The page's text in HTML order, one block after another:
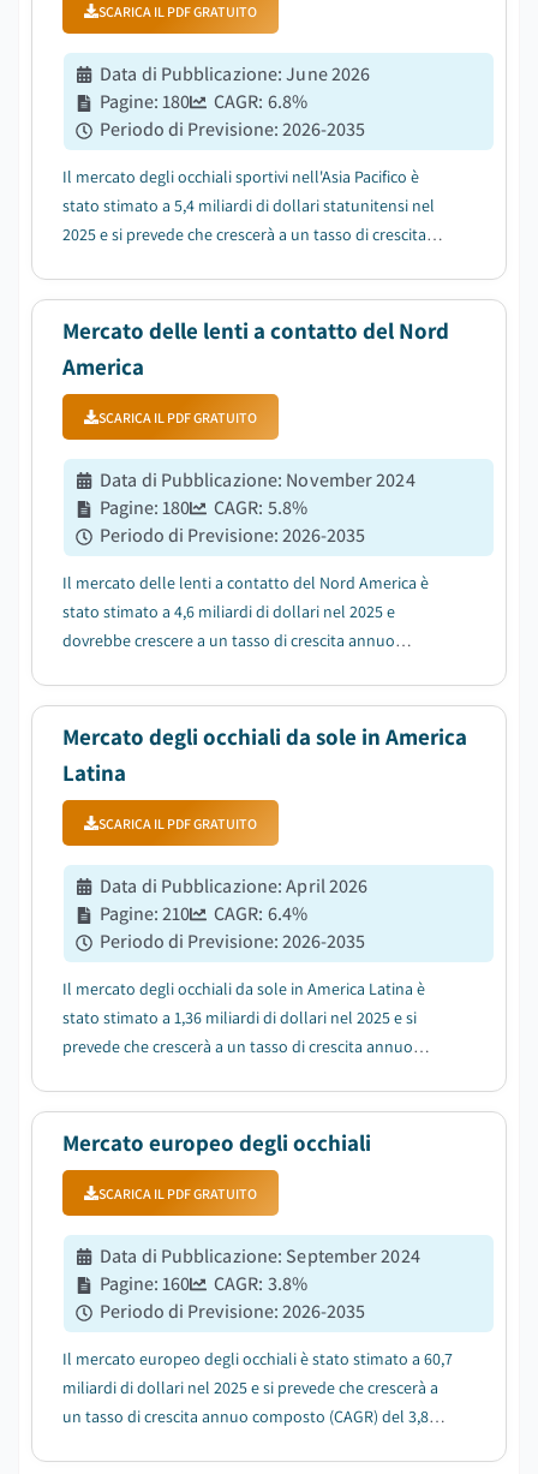
SCARICA IL PDF GRATUITO
Data di Pubblicazione:June 2026
Pagine:180 CAGR: 6.8%
Periodo di Previsione:2026-2035
Il mercato degli occhiali sportivi nell'Asia Pacifico è
stato stimato a 5,4 miliardi di dollari statunitensi nel
2025 e si prevede che crescerà a un tasso di crescita
Mercato delle lenti a contatto del Nord
America
SCARICA IL PDF GRATUITO
Data di Pubblicazione: November 2024
Pagine:180 CAGR: 5.8%
Periodo di Previsione:2026-2035
Il mercato delle lenti a contatto del Nord America è
stato stimato a 4,6 miliardi di dollari nel 2025 e
dovrebbe crescere a un tasso di crescita annuo
Mercato degli occhiali da sole in America
Latina
SCARICA IL PDF GRATUITO
Data di Pubblicazione:April 2026
Pagine:210 CAGR: 6.4%
Periodo di Previsione:2026-2035
Il mercato degli occhiali da sole in America Latina è
stato stimato a 1,36 miliardi di dollari nel 2025 e si
prevede che crescerà a un tasso di crescita annuo
salute degli occhi e la protezion...
Mercato europeo degli occhiali
SCARICA IL PDF GRATUITO
Data di Pubblicazione: September 2024
Pagine:160 CAGR: 3.8%
Periodo di Previsione:2026-2035
Il mercato europeo degli occhiali è stato stimato a 60,7
miliardi di dollari nel 2025 e si prevede che crescerà a
un tasso di crescita annuo composto (CAGR) del 3,8%